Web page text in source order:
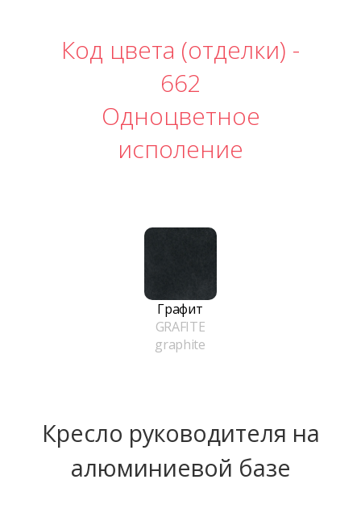
Код цвета (отделки) -
662
Одноцветное
исполение
Графит
GRAFITE
graphite
Кресло руководителя на
алюминиевой базе